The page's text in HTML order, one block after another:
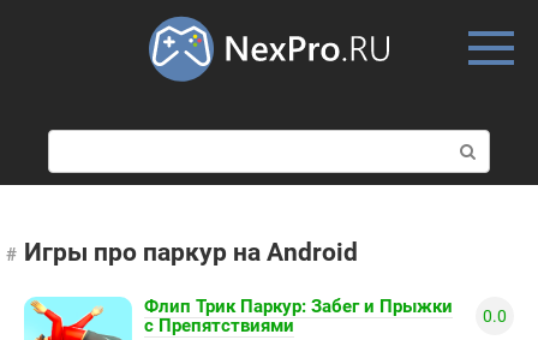
о
и
к
:
Игры про паркур на Android
Флип Трик Паркур: Забег и Прыжки
с Препятствиями
0.0